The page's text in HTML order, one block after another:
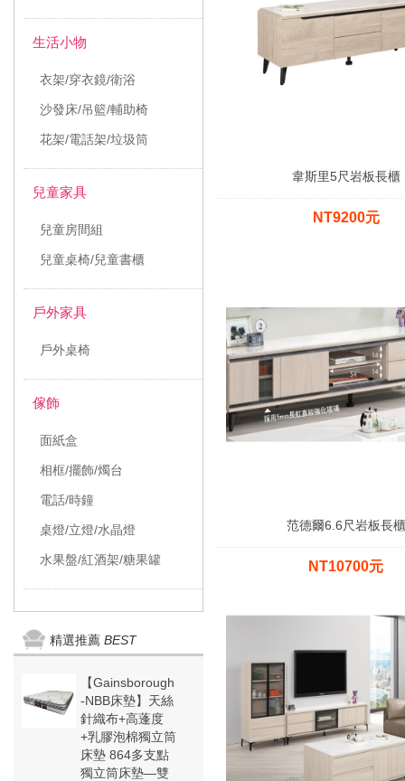
生活小物
衣架/穿衣鏡/衛浴
沙發床/吊籃/輔助椅
花架/電話架/垃圾筒
兒童家具
兒童房間組
兒童桌椅/兒童書櫃
戶外家具
戶外桌椅
傢飾
面紙盒
相框/擺飾/燭台
電話/時鐘
桌燈/立燈/水晶燈
水果盤/紅酒架/糖果罐
精選推薦 BEST
【Gainsborough
-NBB床墊】天絲
針織布+高蓬度
+乳膠泡棉獨立筒
床墊 864多支點
獨立筒床墊—雙
韋斯里5尺岩板長櫃
NT9200元
范德爾6.6尺岩板長櫃
NT10700元